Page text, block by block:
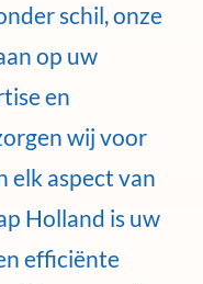
schil, onze
op uw
en
wij voor
elk aspect van
Holland is uw
efficiënte